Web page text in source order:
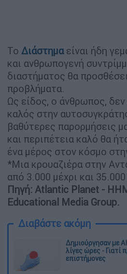
Το Διάστημαείναι ήδη
και ανθρωπογενή
διαστήματος θα
προβλήματα.
Ως είδος, ο άνθρωπος, δεν
καλός στην
βαθύτερες παρορμήσεις
και περιπέτεια καλό θα
ένα μέρος στον κόσμο
*Μια κρουαζιέρα στην
από 3.000 μέχρι και
Πηγή: Atlantic Planet -
Educational Media Group.
Διαβάστε ακόμη
Δημιούργησαν με
λίγες ώρες - Γιατί
επιστήμονες